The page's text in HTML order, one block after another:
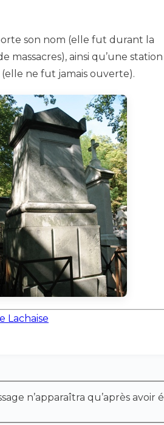
son nom (elle fut durant la
massacres), ainsi qu’une
ne fut jamais ouverte).
Lachaise
n’apparaîtra qu’après avoir